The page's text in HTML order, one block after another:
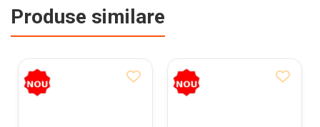
Produse similare